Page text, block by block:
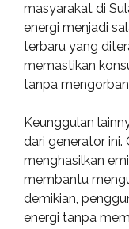
masyarakat di
energi menjadi
terbaru yang
memastikan
tanpa
Keunggulan
dari generator
menghasilkan
membantu
demikian,
energi tanpa